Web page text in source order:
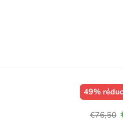
49%
€76,50